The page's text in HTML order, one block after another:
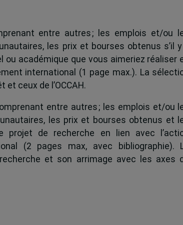
entre autres ; les emplois et/ou
les prix et bourses obtenus s’il y
ou académique que vous aimeriez réaliser
international (1 page max.). La
ceux de l’OCCAH.
entre autres ; les emplois et/ou
les prix et bourses obtenus et
projet de recherche en lien avec
(2 pages max, avec bibliographie).
et son arrimage avec les axes